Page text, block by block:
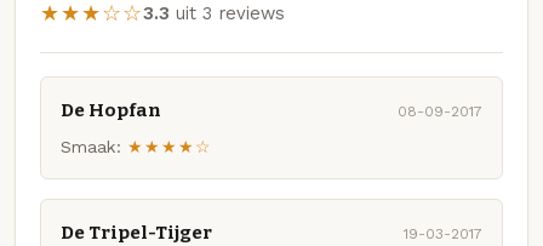
★★★☆☆3.3 uit 3 reviews
De Hopfan 08-09-2017
Smaak: ★★★★☆
De Tripel-Tijger 19-03-2017